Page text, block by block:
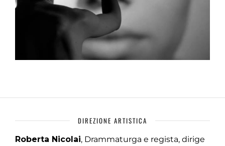
DIREZIONE ARTISTICA
Roberta Nicolai, Drammaturga e regista, dirige